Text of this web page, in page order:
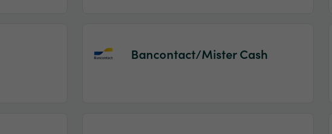
Bancontact/Mister Cash